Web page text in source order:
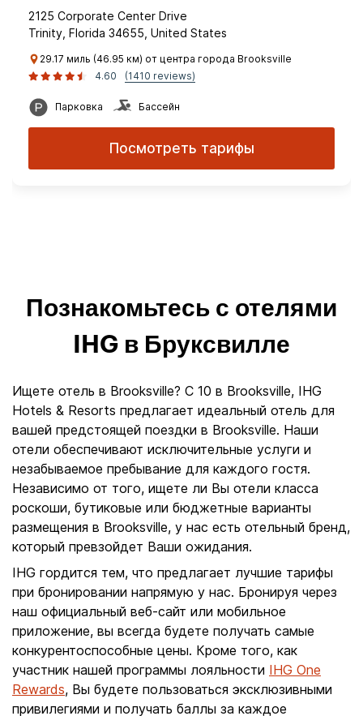
2125 Corporate Center Drive
Trinity, Florida 34655, United States
29.17 миль (46.95 км) от центра города Brooksville
4.60
(1410 reviews)
Парковка Бассейн
Посмотреть тарифы
Познакомьтесь с отелями
IHG в Бруксвилле
Ищете отель в Brooksville? С 10 в Brooksville, IHG
Hotels & Resorts предлагает идеальный отель для
вашей предстоящей поездки в Brooksville. Наши
отели обеспечивают исключительные услуги и
незабываемое пребывание для каждого гостя.
Независимо от того, ищете ли Вы отели класса
роскоши, бутиковые или бюджетные варианты
размещения в Brooksville, у нас есть отельный бренд,
который превзойдет Ваши ожидания.
IHG гордится тем, что предлагает лучшие тарифы
при бронировании напрямую у нас. Бронируя через
наш официальный веб-сайт или мобильное
приложение, вы всегда будете получать самые
конкурентоспособные цены. Кроме того, как
участник нашей программы лояльности IHG One
Rewards, Вы будете пользоваться эксклюзивными
привилегиями и получать баллы за каждое